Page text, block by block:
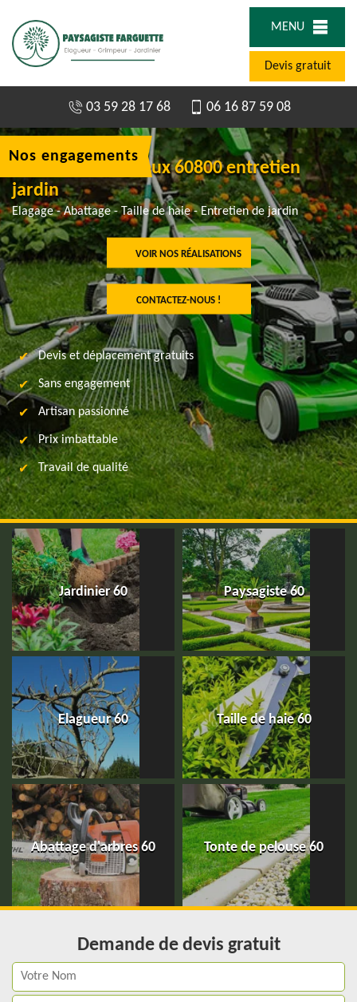
MENU
Devis gratuit
03 59 28 17 68 06 16 87 59 08
Jardinier à Feigneux 60800 entretien
jardin
Elagage - Abattage - Taille de haie - Entretien de jardin
VOIR NOS RÉALISATIONS
CONTACTEZ-NOUS !
Nos engagements
Devis et déplacement gratuits
Sans engagement
Artisan passionné
Prix imbattable
Travail de qualité
Jardinier 60 Paysagiste 60
Elagueur 60 Taille de haie 60
Abattage d'arbres 60 Tonte de pelouse 60
Demande de devis gratuit